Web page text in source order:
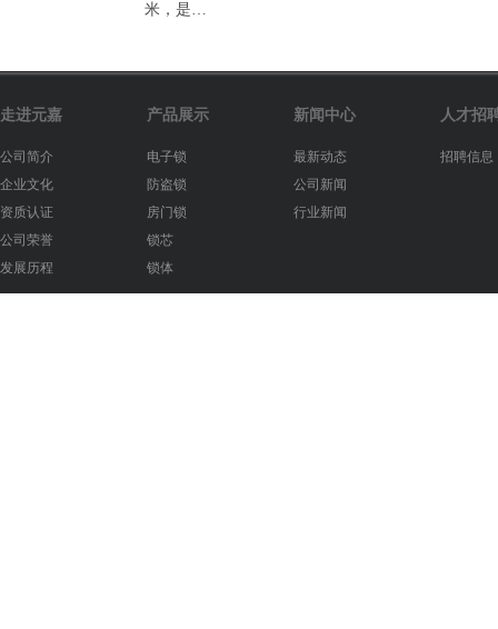
米，是…
走进元嘉
公司简介
企业文化
资质认证
公司荣誉
发展历程
产品展示
电子锁
防盗锁
房门锁
锁芯
锁体
新闻中心
最新动态
公司新闻
行业新闻
人才招
招聘信息